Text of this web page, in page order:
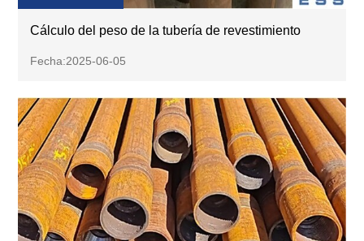
Cálculo del peso de la tubería de revestimiento
Fecha:2025-06-05